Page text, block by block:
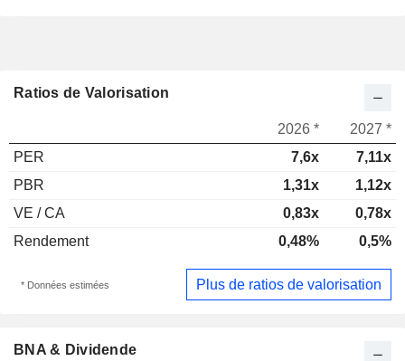
Ratios de Valorisation
2026 *
2027 *
PER
7,6x
7,11x
PBR
1,31x
1,12x
VE / CA
0,83x
0,78x
Rendement
0,48% 0,5%
* Données estimées Plus de ratios de valorisation
BNA & Dividende